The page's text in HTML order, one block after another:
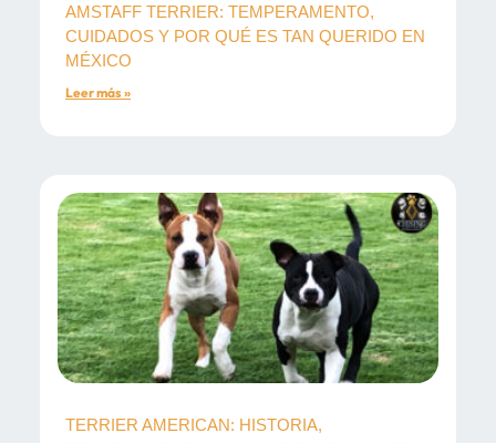
AMSTAFF TERRIER: TEMPERAMENTO,
CUIDADOS Y POR QUÉ ES TAN QUERIDO EN
MÉXICO
Leer más »
TERRIER AMERICAN: HISTORIA,